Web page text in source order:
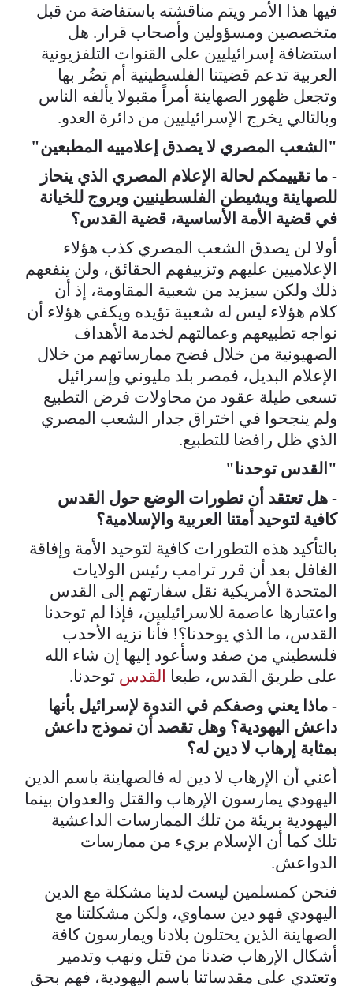
فيها هذا الأمر ويتم مناقشته باستفاضة من قبل
متخصصين ومسؤولين وأصحاب قرار. هل
استضافة إسرائيليين على القنوات التلفزيونية
العربية تدعم قضيتنا الفلسطينية أم تضُر بها
وتجعل ظهور الصهاينة أمراً مقبولا يألفه الناس
وبالتالي يخرج الإسرائيليين من دائرة العدو.
"الشعب المصري لا يصدق إعلامييه المطبعين"
- ما تقييمكم لحالة الإعلام المصري الذي ينحاز
للصهاينة ويشيطن الفلسطينيين ويروج للخيانة
في قضية الأمة الأساسية، قضية القدس؟
أولا لن يصدق الشعب المصري كذب هؤلاء
الإعلاميين عليهم وتزييفهم الحقائق، ولن ينفعهم
ذلك ولكن سيزيد من شعبية المقاومة، إذ أن
كلام هؤلاء ليس له شعبية تؤيده ويكفي هؤلاء أن
نواجه تطبيعهم وعمالتهم لخدمة الأهداف
الصهيونية من خلال فضح ممارساتهم من خلال
الإعلام البديل، فمصر بلد مليوني وإسرائيل
تسعى طيلة عقود من محاولات فرض التطبيع
ولم ينجحوا في اختراق جدار الشعب المصري
الذي ظل رافضا للتطبيع.
"القدس توحدنا"
- هل تعتقد أن تطورات الوضع حول القدس
كافية لتوحيد أمتنا العربية والإسلامية؟
بالتأكيد هذه التطورات كافية لتوحيد الأمة وإفاقة
الغافل بعد أن قرر ترامب رئيس الولايات
المتحدة الأمريكية نقل سفارتهم إلى القدس
واعتبارها عاصمة للاسرائيليين، فإذا لم توحدنا
القدس، ما الذي يوحدنا؟! فأنا نزيه الأحدب
فلسطيني من صفد وسأعود إليها إن شاء الله
على طريق القدس، طبعا القدس توحدنا.
- ماذا يعني وصفكم في الندوة لإسرائيل بأنها
داعش اليهودية؟ وهل تقصد أن نموذج داعش
بمثابة إرهاب لا دين له؟
أعني أن الإرهاب لا دين له فالصهاينة باسم الدين
اليهودي يمارسون الإرهاب والقتل والعدوان بينما
اليهودية بريئة من تلك الممارسات الداعشية
تلك كما أن الإسلام بريء من ممارسات
الدواعش.
فنحن كمسلمين ليست لدينا مشكلة مع الدين
اليهودي فهو دين سماوي، ولكن مشكلتنا مع
الصهاينة الذين يحتلون بلادنا ويمارسون كافة
أشكال الإرهاب ضدنا من قتل ونهب وتدمير
وتعتدي على مقدساتنا باسم اليهودية، فهم بحق